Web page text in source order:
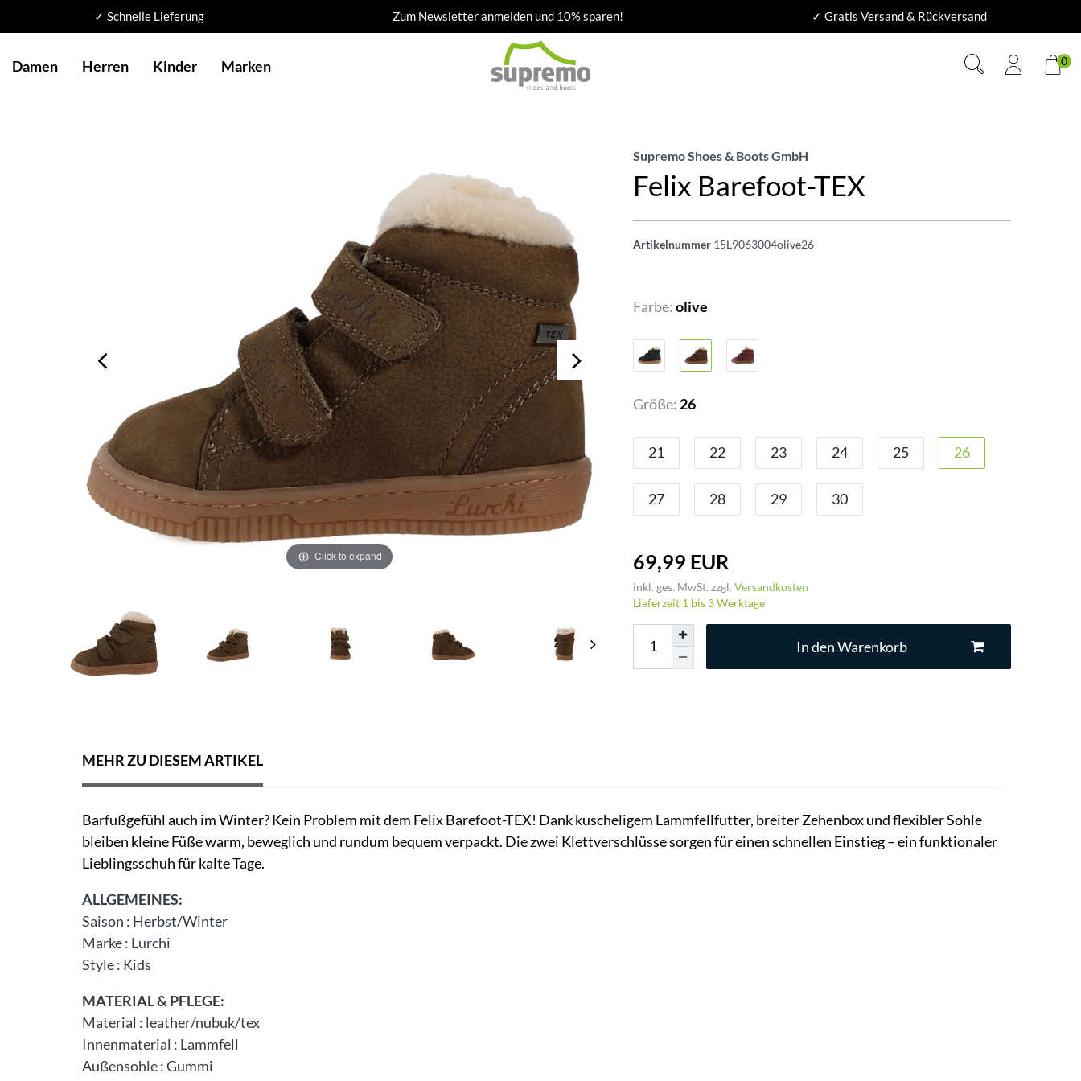
✓ Schnelle Lieferung Zum Newsletter anmelden und 10% sparen! ✓ Gratis Versand & Rückversand
Damen Herren Kinder Marken 0
Click to expand
Supremo Shoes & Boots GmbH
Felix Barefoot-TEX
Artikelnummer 15L9063004olive26
Farbe:olive
Größe: 26
21 22 23 24 25 26
27 28 29 30
69,99 EUR
inkl. ges. MwSt. zzgl. Versandkosten
Lieferzeit 1 bis 3 Werktage
In den Warenkorb
MEHR ZU DIESEM ARTIKEL
Barfußgefühl auch im Winter? Kein Problem mit dem Felix Barefoot-TEX! Dank kuscheligem Lammfellfutter, breiter Zehenbox und flexibler Sohle
bleiben kleine Füße warm, beweglich und rundum bequem verpackt. Die zwei Klettverschlüsse sorgen für einen schnellen Einstieg – ein funktionaler
Lieblingsschuh für kalte Tage.
ALLGEMEINES:
Saison : Herbst/Winter
Marke: Lurchi
Style: Kids
MATERIAL & PFLEGE:
Material : leather/nubuk/tex
Innenmaterial : Lammfell
Außensohle:Gummi